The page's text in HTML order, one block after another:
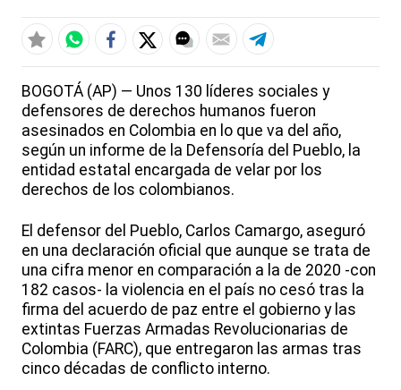
BOGOTÁ (AP) — Unos 130 líderes sociales y
defensores de derechos humanos fueron
asesinados en Colombia en lo que va del año,
según un informe de la Defensoría del Pueblo, la
entidad estatal encargada de velar por los
derechos de los colombianos.
El defensor del Pueblo, Carlos Camargo, aseguró
en una declaración oficial que aunque se trata de
una cifra menor en comparación a la de 2020 -con
182 casos- la violencia en el país no cesó tras la
firma del acuerdo de paz entre el gobierno y las
extintas Fuerzas Armadas Revolucionarias de
Colombia (FARC), que entregaron las armas tras
cinco décadas de conflicto interno.